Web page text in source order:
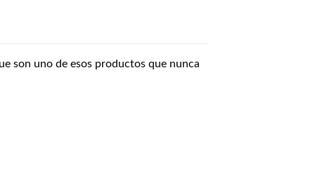
son uno de esos productos que nunca